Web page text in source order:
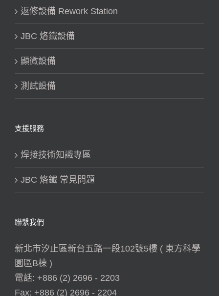
返修設備 Rework Station
JBC 烙鐵設備
顯微設備
測試設備
支援服務
焊接技術知識專區
JBC 烙鐵 常見問題
聯繫我們
新北市汐止區新台五路一段102號5樓 ( 東方科學
園區B棟 )
電話: +886 (2) 2696 - 2203
Fax: +886 (2) 2696 - 2204